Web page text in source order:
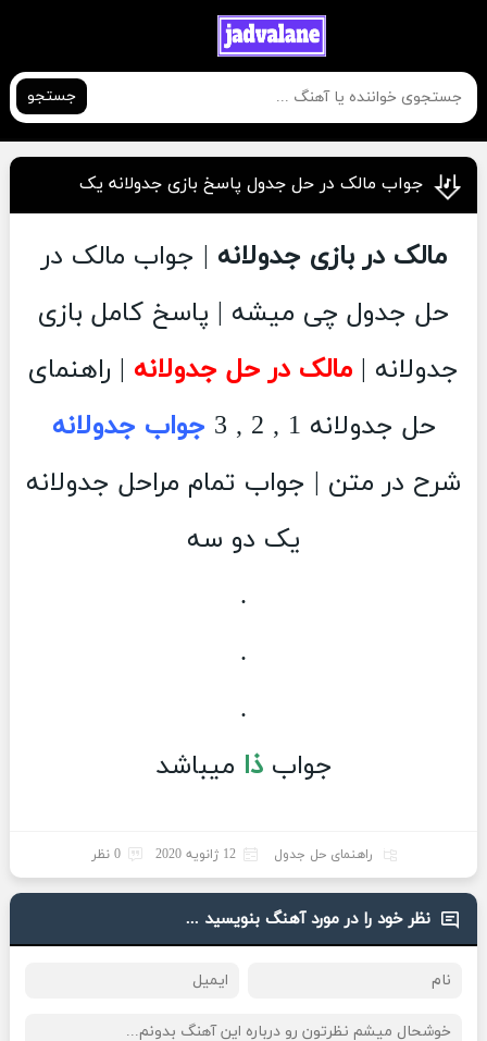
جستجو
جواب مالک در حل جدول پاسخ بازی جدولانه یک
مالک در بازی جدولانه | جواب مالک در
حل جدول چی میشه | پاسخ کامل بازی
جدولانه | مالک در حل جدولانه | راهنمای
حل جدولانه 1 , 2 , 3
جواب جدولانه
شرح در متن | جواب تمام مراحل جدولانه
یک دو سه
.
.
.
جوابذا میباشد
راهنمای حل جدول 12 ژانویه 2020 0 نظر
نظر خود را در مورد آهنگ بنویسید ...